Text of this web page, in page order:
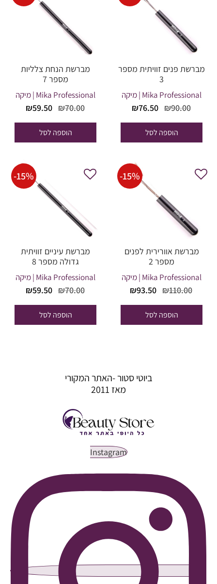
מברשת פנים זוויתית מספר
3
Mika Professional | מיקה
₪90.00
המחיר
₪90.00.
₪76.50
הוספה לסל
מברשת הנחת צלליות
מספר 7
Mika Professional | מיקה
₪70.00
המחיר
₪70.00.
₪59.50
הוספה לסל
-15%
מברשת אוורירית לפנים
מספר 2
Mika Professional | מיקה
₪110.00
המחיר
₪110.00.
₪93.50
הוספה לסל
-15%
מברשת עיניים זוויתית
גדולה מספר 8
Mika Professional | מיקה
₪70.00
המחיר
₪70.00.
₪59.50
הוספה לסל
ביוטי סטור -האתר המקורי
מאז 2011
Instagram